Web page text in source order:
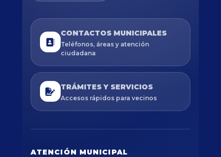
CONTACTOS MUNICIPALES
Teléfonos, áreas y atención
ciudadana
TRÁMITES Y SERVICIOS
Accesos rápidos para vecinos
ATENCIÓN MUNICIPAL